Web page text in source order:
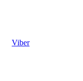
Viber